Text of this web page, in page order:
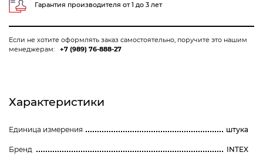
Гарантия производителя от 1 до 3 лет
Если не хотите оформлять заказ самостоятельно, поручите это нашим
менеджерам:
+7 (989) 76-888-27
Характеристики
Единица измерения штука
Бренд INTEX